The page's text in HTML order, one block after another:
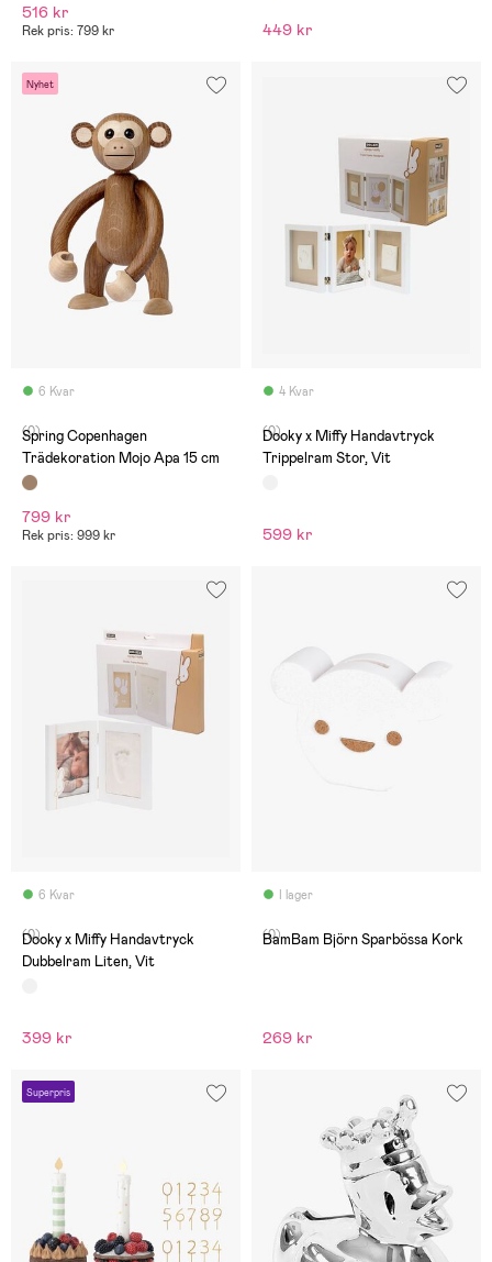
516 kr
Rek pris: 799 kr 449 kr
Nyhet
6 Kvar
(0)
Spring Copenhagen
Trädekoration Mojo Apa 15 cm
799 kr
Rek pris: 999 kr
4 Kvar
(0)
Dooky x Miffy Handavtryck
Trippelram Stor, Vit
599 kr
6 Kvar
(0)
Dooky x Miffy Handavtryck
Dubbelram Liten, Vit
399 kr
I lager
(0)
BamBam Björn Sparbössa Kork
269 kr
Superpris